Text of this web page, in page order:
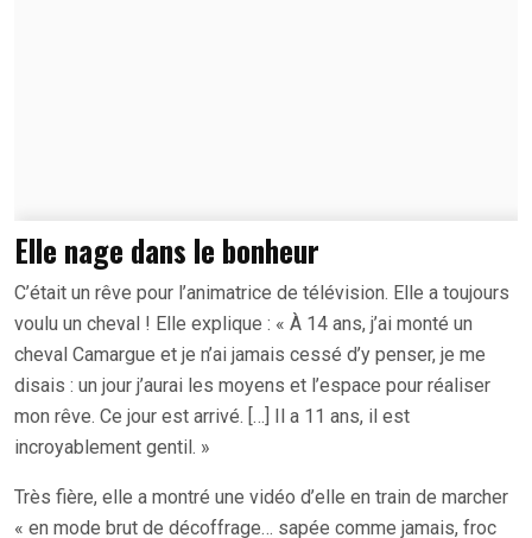
Elle nage dans le bonheur
C’était un rêve pour l’animatrice de télévision. Elle a toujours
voulu un cheval ! Elle explique : « À 14 ans, j’ai monté un
cheval Camargue et je n’ai jamais cessé d’y penser, je me
disais : un jour j’aurai les moyens et l’espace pour réaliser
mon rêve. Ce jour est arrivé. […] Il a 11 ans, il est
incroyablement gentil. »
Très fière, elle a montré une vidéo d’elle en train de marcher
« en mode brut de décoffrage… sapée comme jamais, froc